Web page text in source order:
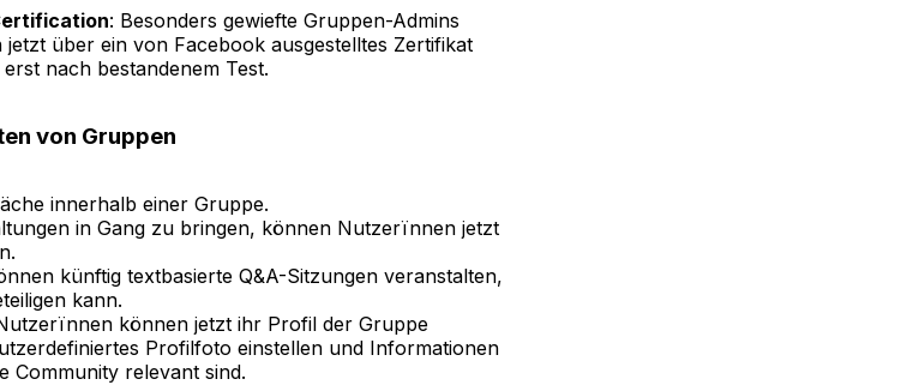
: Besonders gewiefte Gruppen-Admins
über ein von Facebook ausgestelltes Zertifikat
nach bestandenem Test.
von Gruppen
innerhalb einer Gruppe.
in Gang zu bringen, können Nutzerïnnen jetzt
künftig textbasierte Q&A-Sitzungen veranstalten,
kann.
können jetzt ihr Profil der Gruppe
Profilfoto einstellen und Informationen
Community relevant sind.